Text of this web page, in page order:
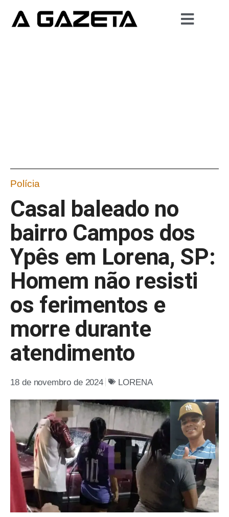
Polícia
Casal baleado no
bairro Campos dos
Ypês em Lorena, SP:
Homem não resisti
os ferimentos e
morre durante
atendimento
18 de novembro de 2024 LORENA